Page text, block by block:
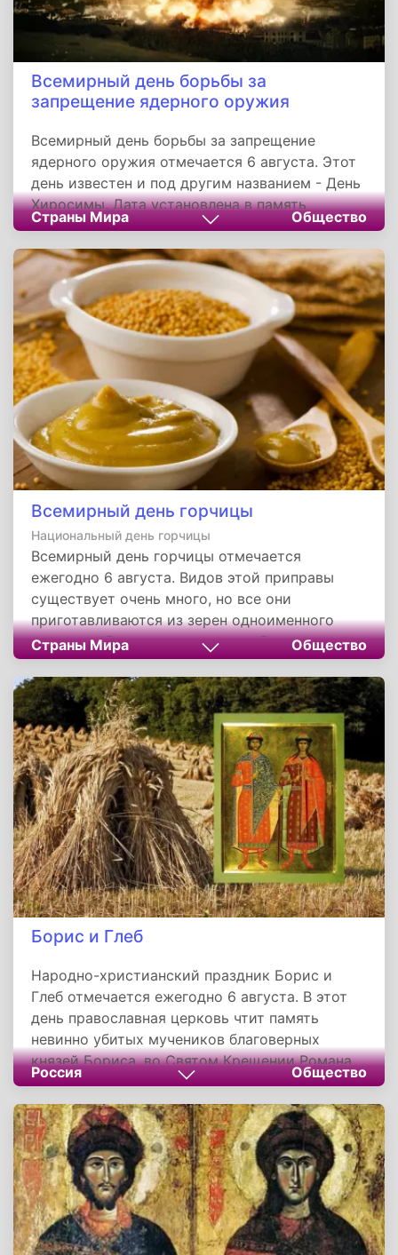
Всемирный день борьбы за
запрещение ядерного оружия
Всемирный день борьбы за запрещение
ядерного оружия отмечается 6 августа. Этот
день известен и под другим названием - День
Хиросимы. Дата установлена в память
трагического события, произошедшего в
японском городе Хиросима 6 августа 1945
года, когда на город была сброшена атомная
бомба в ходе Второй мировой войны.
Страны Мира Общество
Всемирный день горчицы
Национальный день горчицы
Всемирный день горчицы отмечается
ежегодно 6 августа. Видов этой приправы
существует очень много, но все они
приготавливаются из зерен одноименного
растения. Гурманы и просто любители
используют горчицу в качестве добавки к
разным блюдам, чаще всего - мясным. Но
прежде чем этот соус попал на наш стол, ему
пришлось претерпеть немало изменений.
Страны Мира Общество
Борис и Глеб
Народно-христианский праздник Борис и
Глеб отмечается ежегодно 6 августа. В этот
день православная церковь чтит память
невинно убитых мучеников благоверных
князей Бориса, во Святом Крещении Романа,
и Глеба, во Святом Крещении Давида.
Россия Общество